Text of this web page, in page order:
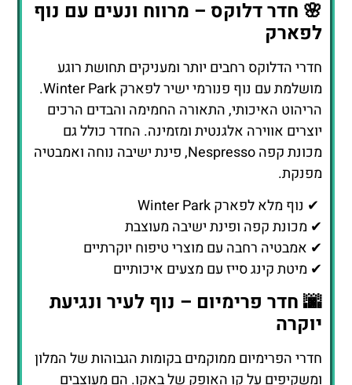
🌸 חדר דלוקס – מרווח ונעים עם נוף
לפארק
חדרי הדלוקס רחבים יותר ומעניקים תחושת רוגע
מושלמת עם נוף פנורמי ישיר לפארק Winter Park.
הריהוט האיכותי, התאורה החמימה והבדים הרכים
יוצרים אווירה אלגנטית ומזמינה. החדר כולל גם
מכונת קפה Nespresso, פינת ישיבה נוחה ואמבטיה
מפנקת.
✔ נוף מלא לפארק Winter Park
✔ מכונת קפה ופינת ישיבה מעוצבת
✔ אמבטיה רחבה עם מוצרי טיפוח יוקרתיים
✔ מיטת קינג סייז עם מצעים איכותיים
🌆 חדר פרימיום – נוף לעיר ונגיעת
יוקרה
חדרי הפרימיום ממוקמים בקומות הגבוהות של המלון
ומשקיפים על קו האופק של באקו. הם מעוצבים